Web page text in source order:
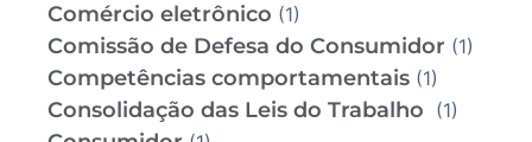
Comércio eletrônico (1)
Comissão de Defesa do Consumidor (1)
Competências comportamentais (1)
Consolidação das Leis do Trabalho (1)